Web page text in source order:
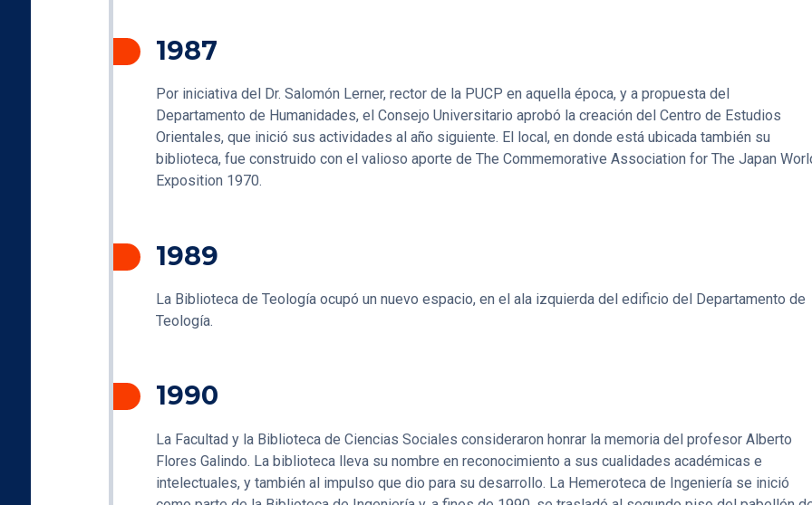
1987
Por iniciativa del Dr. Salomón Lerner, rector de la PUCP en aquella época, y a propuesta del
Departamento de Humanidades, el Consejo Universitario aprobó la creación del Centro de Estudios
Orientales, que inició sus actividades al año siguiente. El local, en donde está ubicada también su
biblioteca, fue construido con el valioso aporte de The Commemorative Association for The Japan
Exposition 1970.
1989
La Biblioteca de Teología ocupó un nuevo espacio, en el ala izquierda del edificio del Departamento de
Teología.
1990
La Facultad y la Biblioteca de Ciencias Sociales consideraron honrar la memoria del profesor Alberto
Flores Galindo. La biblioteca lleva su nombre en reconocimiento a sus cualidades académicas e
intelectuales, y también al impulso que dio para su desarrollo. La Hemeroteca de Ingeniería se inició